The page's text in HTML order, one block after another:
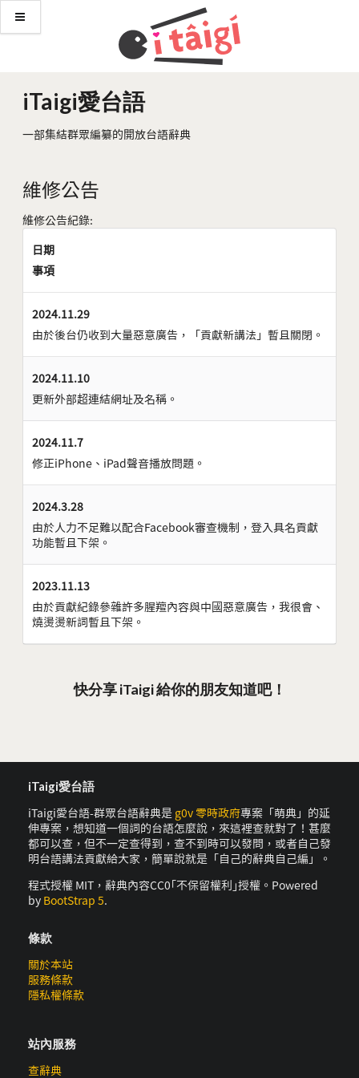
iTaigi愛台語
一部集結群眾編纂的開放台語辭典
維修公告
維修公告紀錄:
日期
事項
2024.11.29
由於後台仍收到大量惡意廣告，「貢獻新講法」暫且關閉。
2024.11.10
更新外部超連結網址及名稱。
2024.11.7
修正iPhone、iPad聲音播放問題。
2024.3.28
由於人力不足難以配合Facebook審查機制，登入具名貢獻
功能暫且下架。
2023.11.13
由於貢獻紀錄參雜許多腥羶內容與中國惡意廣告，我很會、
燒燙燙新詞暫且下架。
快分享 iTaigi 給你的朋友知道吧！
iTaigi愛台語
iTaigi愛台語-群眾台語辭典是 g0v 零時政府專案「萌典」的延
伸專案，想知道一個詞的台語怎麼說，來這裡查就對了！甚麼
都可以查，但不一定查得到，查不到時可以發問，或者自己發
明台語講法貢獻給大家，簡單說就是「自己的辭典自己編」。
程式授權 MIT，辭典內容CC0｢不保留權利｣授權。Powered
by BootStrap 5.
條款
關於本站
服務條款
隱私權條款
站內服務
查辭典